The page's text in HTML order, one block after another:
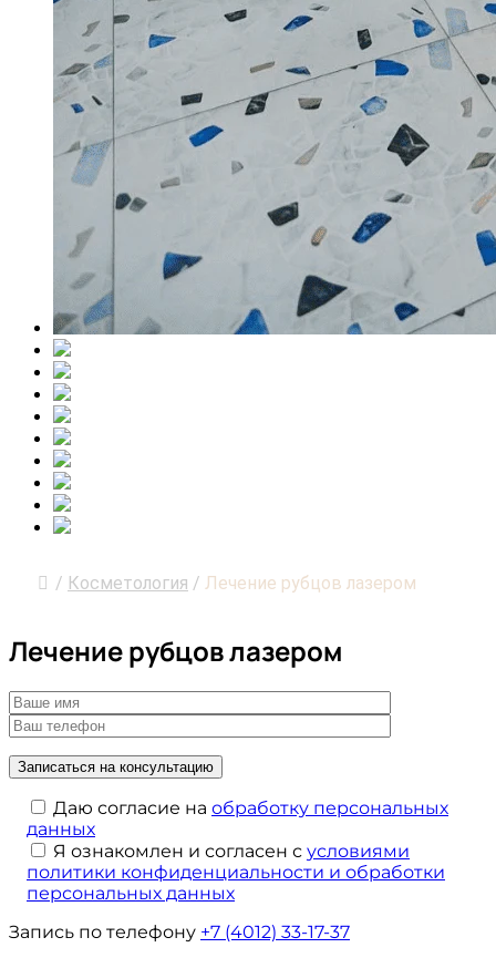
/ Косметология / Лечение рубцов лазером
Лечение рубцов лазером
Даю согласие на обработку персональных
данных
Я ознакомлен и согласен с условиями
политики конфиденциальности и обработки
персональных данных
Запись по телефону +7 (4012) 33-17-37